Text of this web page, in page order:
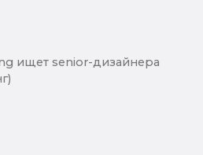
ищет senior-дизайнера